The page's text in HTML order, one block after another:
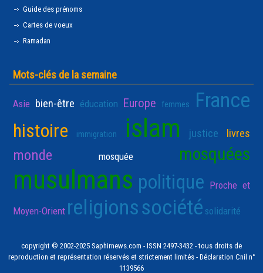
Guide des prénoms
Cartes de voeux
Ramadan
Mots-clés de la semaine
Asie bien-être éducation Europe femmes France
histoire immigration islam justice livres
monde mosquée mosquées
musulmans politique Proche et
Moyen-Orient religionssociété solidarité
copyright © 2002-2025 Saphirnews.com - ISSN 2497-3432 - tous droits de
reproduction et représentation réservés et strictement limités - Déclaration Cnil n°
1139566